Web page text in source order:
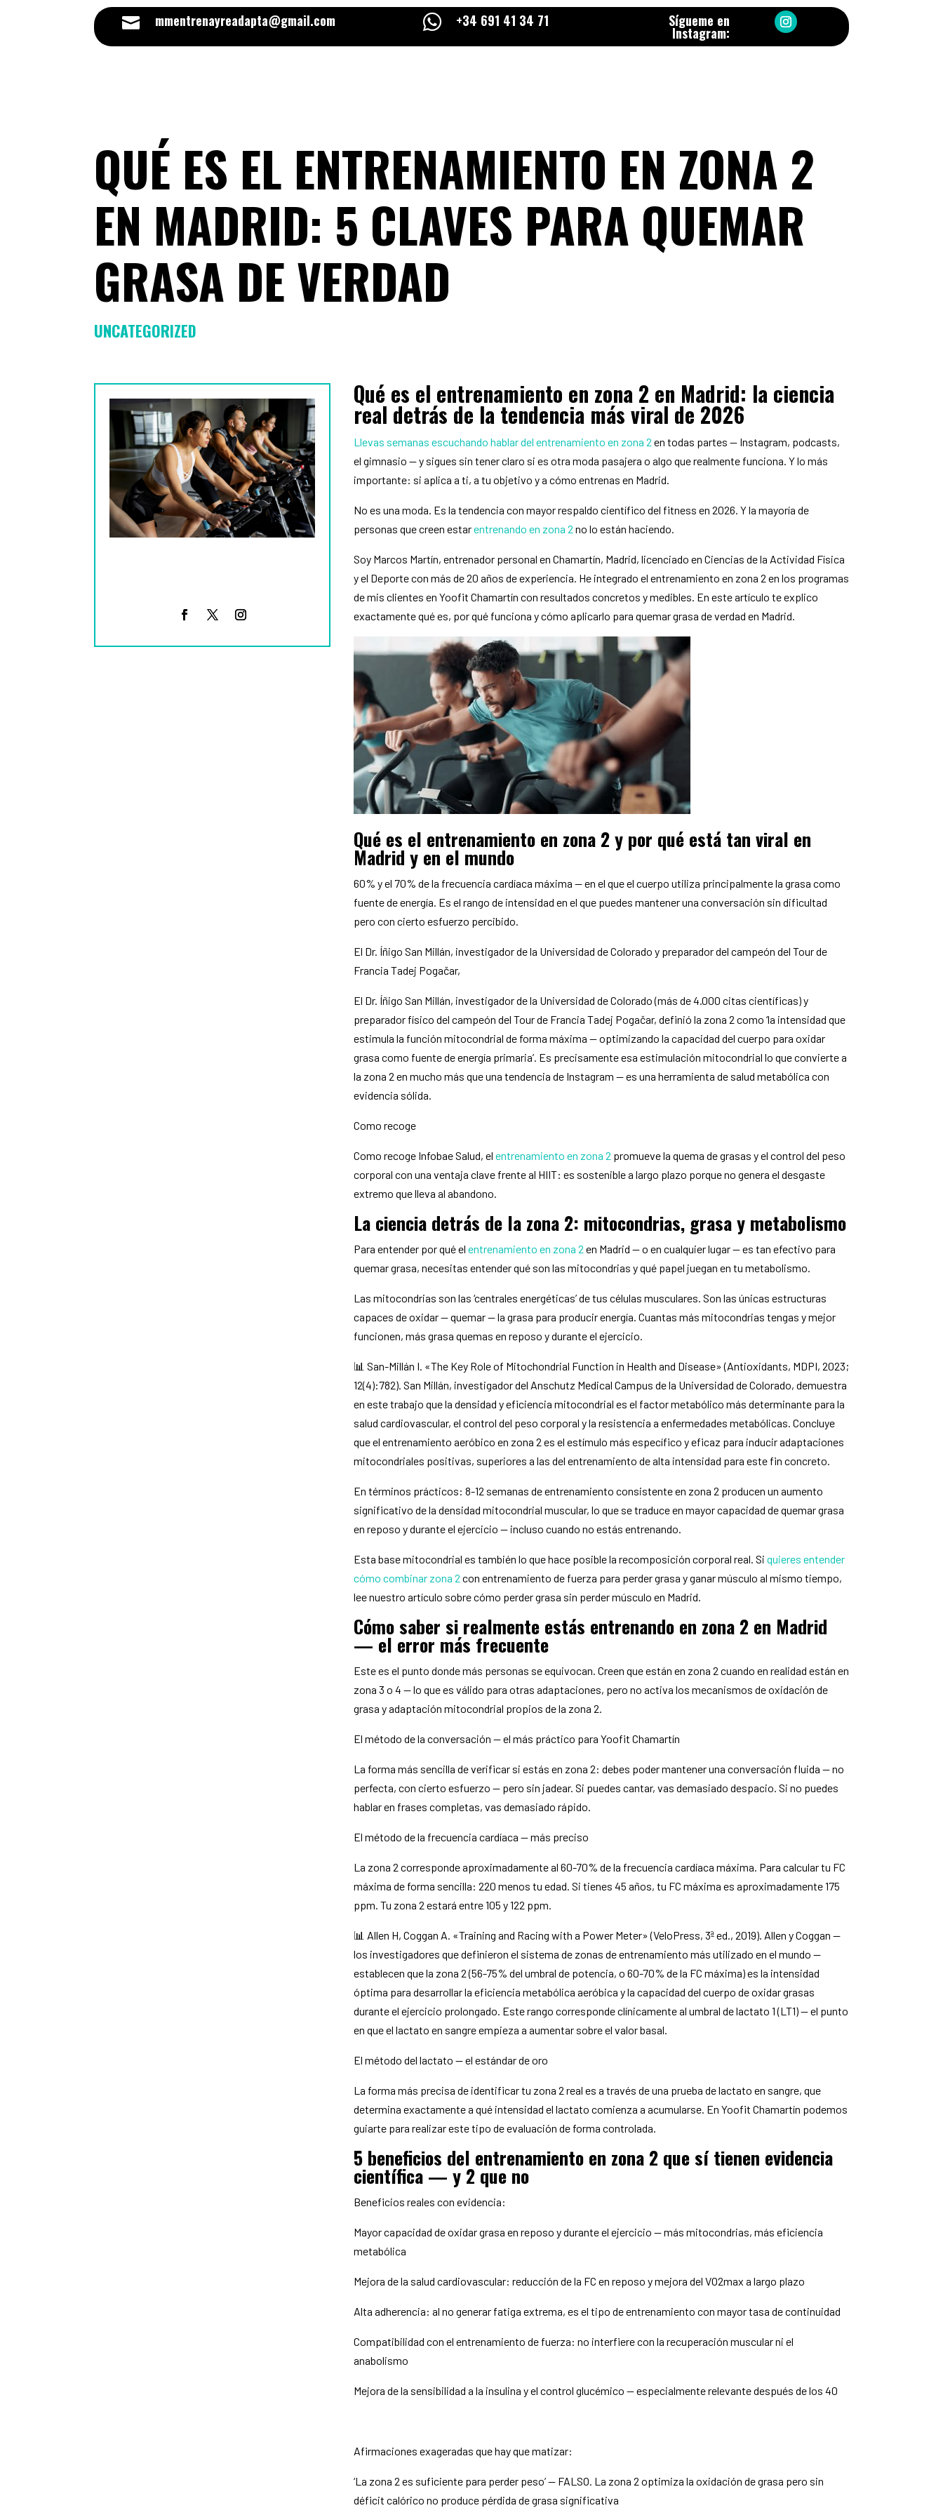
 mmentrenayreadapta@gmail.com  +34 691 41 34 71 Sígueme en
Instagram:
QUÉ ES EL ENTRENAMIENTO EN ZONA 2
EN MADRID: 5 CLAVES PARA QUEMAR
GRASA DE VERDAD
UNCATEGORIZED
Qué es el entrenamiento en zona 2 en Madrid: la ciencia
real detrás de la tendencia más viral de 2026
Llevas semanas escuchando hablar del entrenamiento en zona 2 en todas partes — Instagram, podcasts,
el gimnasio — y sigues sin tener claro si es otra moda pasajera o algo que realmente funciona. Y lo más
importante: si aplica a ti, a tu objetivo y a cómo entrenas en Madrid.
No es una moda. Es la tendencia con mayor respaldo científico del fitness en 2026. Y la mayoría de
personas que creen estarentrenando en zona 2 no lo están haciendo.
Soy Marcos Martín, entrenador personal en Chamartín, Madrid, licenciado en Ciencias de la Actividad Física
y el Deporte con más de 20 años de experiencia. He integrado el entrenamiento en zona 2 en los programas
de mis clientes en Yoofit Chamartín con resultados concretos y medibles. En este artículo te explico
exactamente qué es, por qué funciona y cómo aplicarlo para quemar grasa de verdad en Madrid.
Qué es el entrenamiento en zona 2 y por qué está tan viral en
Madrid y en el mundo
60% y el 70% de la frecuencia cardíaca máxima — en el que el cuerpo utiliza principalmente la grasa como
fuente de energía. Es el rango de intensidad en el que puedes mantener una conversación sin dificultad
pero con cierto esfuerzo percibido.
El Dr. Íñigo San Millán, investigador de la Universidad de Colorado y preparador del campeón del Tour de
Francia Tadej Pogačar,
El Dr. Íñigo San Millán, investigador de la Universidad de Colorado (más de 4.000 citas científicas) y
preparador físico del campeón del Tour de Francia Tadej Pogačar, definió la zona 2 como ‘la intensidad que
estimula la función mitocondrial de forma máxima — optimizando la capacidad del cuerpo para oxidar
grasa como fuente de energía primaria’. Es precisamente esa estimulación mitocondrial lo que convierte a
la zona 2 en mucho más que una tendencia de Instagram — es una herramienta de salud metabólica con
evidencia sólida.
Como recoge
Como recoge Infobae Salud, el entrenamiento en zona 2 promueve la quema de grasas y el control del peso
corporal con una ventaja clave frente al HIIT: es sostenible a largo plazo porque no genera el desgaste
extremo que lleva al abandono.
La ciencia detrás de la zona 2: mitocondrias, grasa y metabolismo
Para entender por qué el entrenamiento en zona 2 en Madrid — o en cualquier lugar — es tan efectivo para
quemar grasa, necesitas entender qué son las mitocondrias y qué papel juegan en tu metabolismo.
Las mitocondrias son las ‘centrales energéticas’ de tus células musculares. Son las únicas estructuras
capaces de oxidar — quemar — la grasa para producir energía. Cuantas más mitocondrias tengas y mejor
funcionen, más grasa quemas en reposo y durante el ejercicio.
📊 San-Millán I. «The Key Role of Mitochondrial Function in Health and Disease» (Antioxidants, MDPI, 2023;
12(4):782). San Millán, investigador del Anschutz Medical Campus de la Universidad de Colorado, demuestra
en este trabajo que la densidad y eficiencia mitocondrial es el factor metabólico más determinante para la
salud cardiovascular, el control del peso corporal y la resistencia a enfermedades metabólicas. Concluye
que el entrenamiento aeróbico en zona 2 es el estímulo más específico y eficaz para inducir adaptaciones
mitocondriales positivas, superiores a las del entrenamiento de alta intensidad para este fin concreto.
En términos prácticos: 8-12 semanas de entrenamiento consistente en zona 2 producen un aumento
significativo de la densidad mitocondrial muscular, lo que se traduce en mayor capacidad de quemar grasa
en reposo y durante el ejercicio — incluso cuando no estás entrenando.
Esta base mitocondrial es también lo que hace posible la recomposición corporal real. Si quieres entender
cómo combinar zona 2 con entrenamiento de fuerza para perder grasa y ganar músculo al mismo tiempo,
lee nuestro artículo sobre cómo perder grasa sin perder músculo en Madrid.
Cómo saber si realmente estás entrenando en zona 2 en Madrid
— el error más frecuente
Este es el punto donde más personas se equivocan. Creen que están en zona 2 cuando en realidad están en
zona 3 o 4 — lo que es válido para otras adaptaciones, pero no activa los mecanismos de oxidación de
grasa y adaptación mitocondrial propios de la zona 2.
El método de la conversación — el más práctico para Yoofit Chamartín
La forma más sencilla de verificar si estás en zona 2: debes poder mantener una conversación fluida — no
perfecta, con cierto esfuerzo — pero sin jadear. Si puedes cantar, vas demasiado despacio. Si no puedes
hablar en frases completas, vas demasiado rápido.
El método de la frecuencia cardíaca — más preciso
La zona 2 corresponde aproximadamente al 60-70% de la frecuencia cardíaca máxima. Para calcular tu FC
máxima de forma sencilla: 220 menos tu edad. Si tienes 45 años, tu FC máxima es aproximadamente 175
ppm. Tu zona 2 estará entre 105 y 122 ppm.
📊 Allen H, Coggan A. «Training and Racing with a Power Meter» (VeloPress, 3ª ed., 2019). Allen y Coggan —
los investigadores que definieron el sistema de zonas de entrenamiento más utilizado en el mundo —
establecen que la zona 2 (56-75% del umbral de potencia, o 60-70% de la FC máxima) es la intensidad
óptima para desarrollar la eficiencia metabólica aeróbica y la capacidad del cuerpo de oxidar grasas
durante el ejercicio prolongado. Este rango corresponde clínicamente al umbral de lactato 1 (LT1) — el punto
en que el lactato en sangre empieza a aumentar sobre el valor basal.
El método del lactato — el estándar de oro
La forma más precisa de identificar tu zona 2 real es a través de una prueba de lactato en sangre, que
determina exactamente a qué intensidad el lactato comienza a acumularse. En Yoofit Chamartín podemos
guiarte para realizar este tipo de evaluación de forma controlada.
5 beneficios del entrenamiento en zona 2 que sí tienen evidencia
científica — y 2 que no
Beneficios reales con evidencia:
Mayor capacidad de oxidar grasa en reposo y durante el ejercicio — más mitocondrias, más eficiencia
metabólica
Mejora de la salud cardiovascular: reducción de la FC en reposo y mejora del VO2max a largo plazo
Alta adherencia: al no generar fatiga extrema, es el tipo de entrenamiento con mayor tasa de continuidad
Compatibilidad con el entrenamiento de fuerza: no interfiere con la recuperación muscular ni el
anabolismo
Mejora de la sensibilidad a la insulina y el control glucémico — especialmente relevante después de los 40
Afirmaciones exageradas que hay que matizar:
‘La zona 2 es suficiente para perder peso’ — FALSO. La zona 2 optimiza la oxidación de grasa pero sin
déficit calórico no produce pérdida de grasa significativa